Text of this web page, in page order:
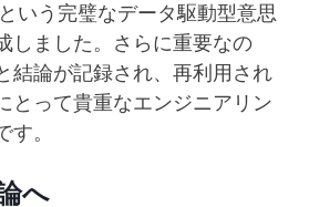
いう完璧なデータ駆動型意思
しました。さらに重要なの
結論が記録され、再利用され
とって貴重なエンジニアリン
。
へ